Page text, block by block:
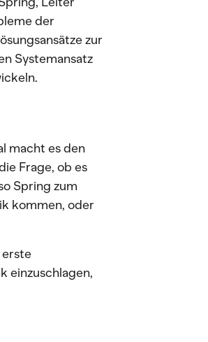
der
zur
Systemansatz
macht es den
Frage, ob es
Spring zum
kommen, oder
einzuschlagen,